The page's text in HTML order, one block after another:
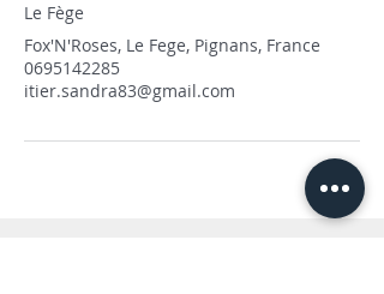
Le Fège
Fox'N'Roses, Le Fege, Pignans, France
0695142285
itier.sandra83@gmail.com